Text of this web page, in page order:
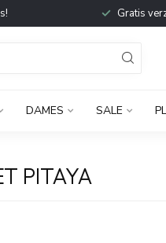
Gratis
DAMES SALE
PITAYA